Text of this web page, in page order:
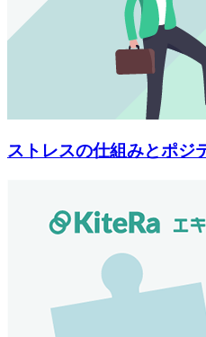
ストレスの仕組みとポジ